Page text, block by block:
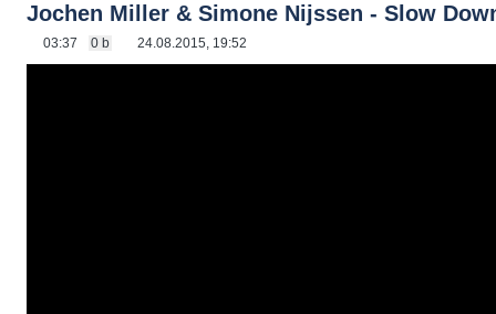
Jochen Miller & Simone Nijssen - Slow
03:37 0 b 24.08.2015, 19:52